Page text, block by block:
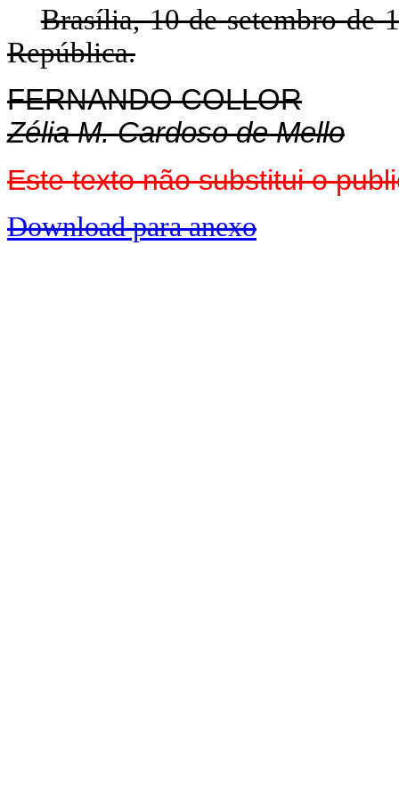
Brasília, 10 de setembro de
República.
FERNANDO COLLOR
Zélia M. Cardoso de Mello
Este texto não substitui o
Download para anexo